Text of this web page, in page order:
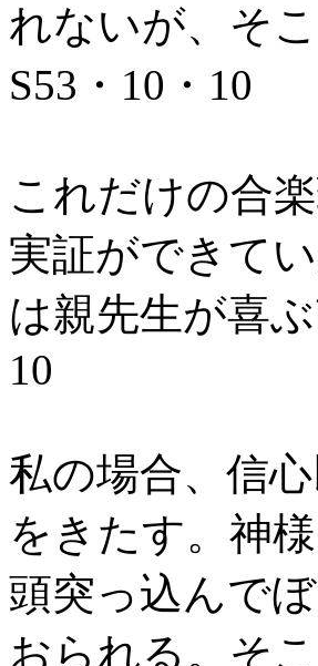
れないが、そ
S53・10・10
これだけの合
実証ができて
は親先生が喜
10
私の場合、信
をきたす。神
頭突っ込んで
おられる。そ